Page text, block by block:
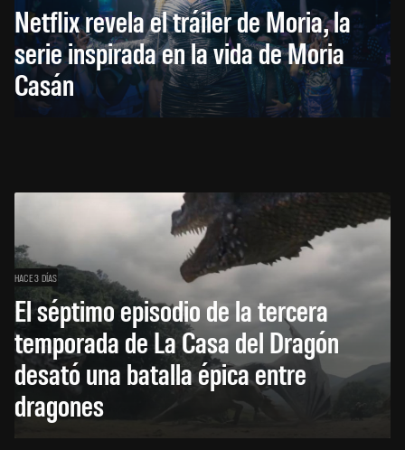
Netflix revela el tráiler de Moria, la
serie inspirada en la vida de Moria
Casán
HACE 3 DÍAS
El séptimo episodio de la tercera
temporada de La Casa del Dragón
desató una batalla épica entre
dragones